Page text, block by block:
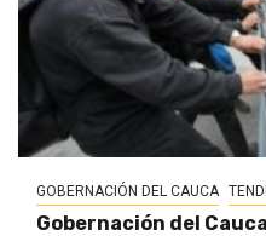
GOBERNACIÓN DEL CAUCA
Gobernación del